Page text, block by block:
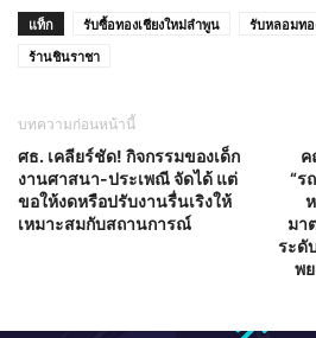
แท็ก รับซื้อทองเชียงใหม่ลำพูน รับหลอมทอ
ร้านชินราชา
บทความก่อนหน้านี้
ศธ. เคลียร์ชัด! กิจกรรมของเด็ก
งานศาสนา-ประเพณี จัดได้ แต่
ขอให้งดหรือปรับงานรื่นเริงให้
เหมาะสมกับสถานการณ์
ค
“ร
มา
ระดั
พ